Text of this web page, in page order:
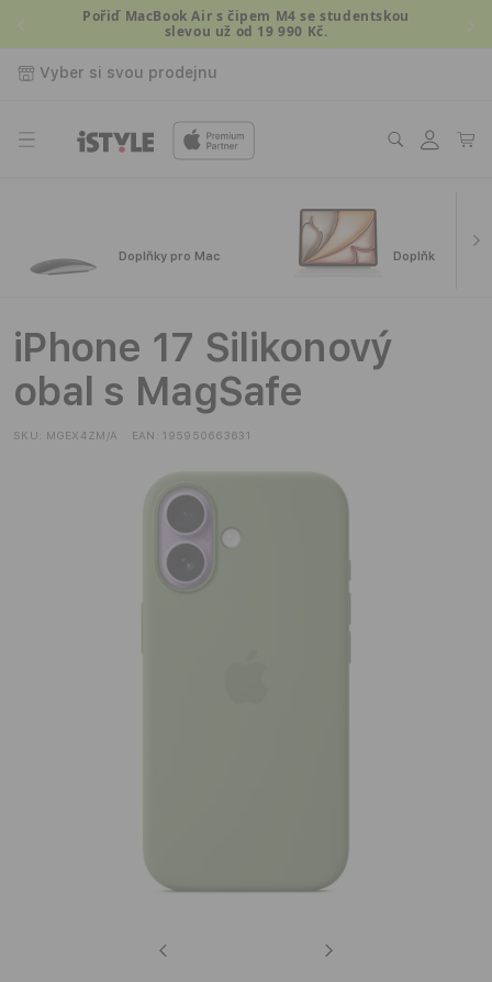
Přejít kPořiď MacBook Air s čipem M4 se studentskou
slevou už od 19 990 Kč.
Vyber si svou prodejnu
Přihlásit
se
Košík
Doplňky pro Mac Doplňky pro
iPhone 17 Silikonový
obal s MagSafe
SKU: MGEX4ZM/A EAN: 195950663631
Previous Next